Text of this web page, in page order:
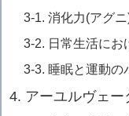
3-1. 消化力(アグ
3-2. 日常生活にお
3-3. 睡眠と運動の
4. アーユルヴェ